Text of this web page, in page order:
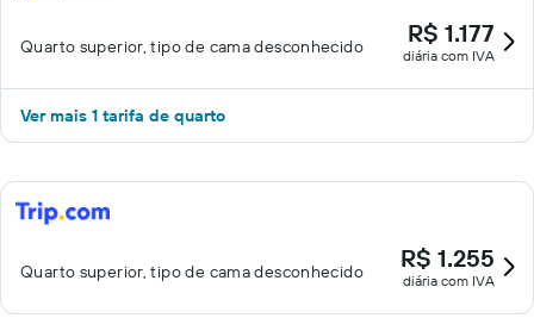
Quarto superior, tipo de cama desconhecido R$ 1.177
diária com IVA
Ver mais 1 tarifa de quarto
Quarto superior, tipo de cama desconhecido R$ 1.255
diária com IVA